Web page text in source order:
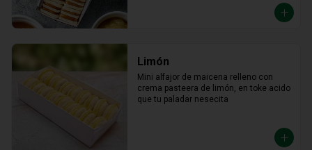
Limón
Mini alfajor de maicena relleno con
crema pasteera de limón, en toke acido
que tu paladar nesecita